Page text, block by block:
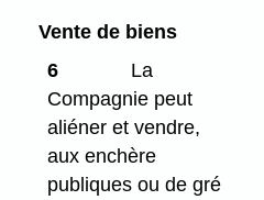
Vente de biens
6
La
Compagnie peut
aliéner et vendre,
aux enchère
publiques ou de gré